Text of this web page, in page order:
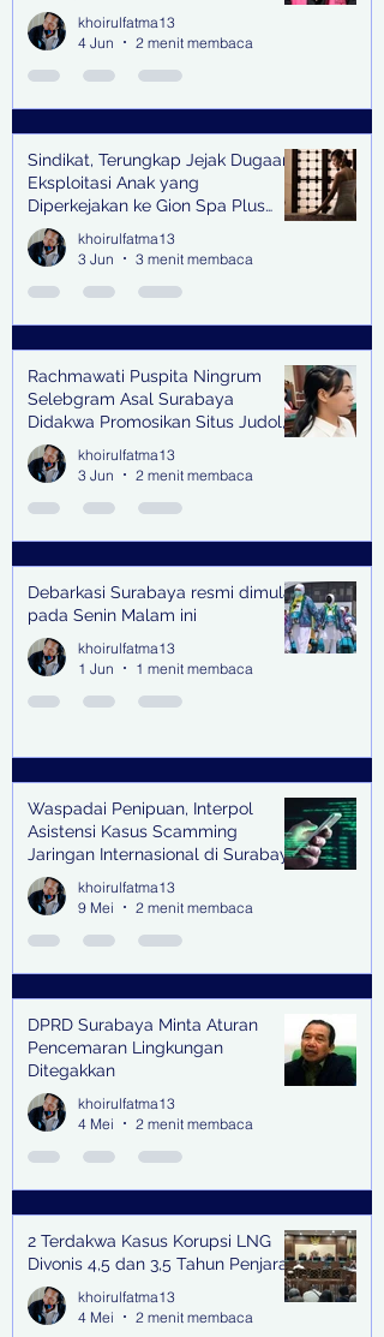
khoirulfatma13
4 Jun
2 menit membaca
Sindikat, Terungkap Jejak Dugaan
Eksploitasi Anak yang
Diperkejakan ke Gion Spa Plus
and Pub Surabaya,
khoirulfatma13
3 Jun
3 menit membaca
Rachmawati Puspita Ningrum
Selebgram Asal Surabaya
Didakwa Promosikan Situs Judol,
Raup Rp2 Juta dari Tiga Kali
Endorse
khoirulfatma13
3 Jun
2 menit membaca
Debarkasi Surabaya resmi dimulai
pada Senin Malam ini
khoirulfatma13
1 Jun
1 menit membaca
Waspadai Penipuan, Interpol
Asistensi Kasus Scamming
Jaringan Internasional di Surabaya
khoirulfatma13
9 Mei
2 menit membaca
DPRD Surabaya Minta Aturan
Pencemaran Lingkungan
Ditegakkan
khoirulfatma13
4 Mei
2 menit membaca
2 Terdakwa Kasus Korupsi LNG
Divonis 4,5 dan 3,5 Tahun Penjara
khoirulfatma13
4 Mei
2 menit membaca